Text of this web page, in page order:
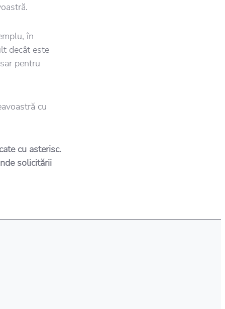
în
decât este
pentru
cu
cu asterisc.
solicitării